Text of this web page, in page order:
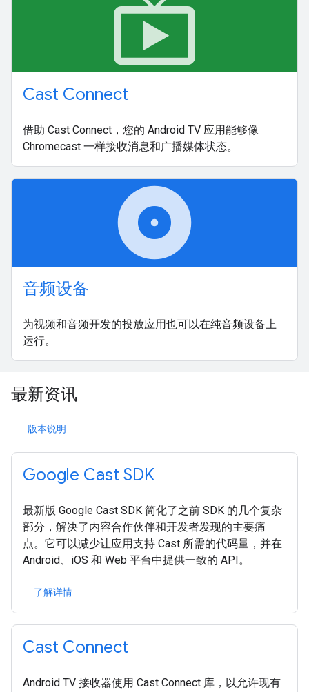
live_tv
Cast Connect
借助 Cast Connect，您的 Android TV 应用能够像
Chromecast 一样接收消息和广播媒体状态。
album
音频设备
为视频和音频开发的投放应用也可以在纯音频设备上
运行。
最新资讯
版本说明
Google Cast SDK
最新版 Google Cast SDK 简化了之前 SDK 的几个复杂
部分，解决了内容合作伙伴和开发者发现的主要痛
点。它可以减少让应用支持 Cast 所需的代码量，并在
Android、iOS 和 Web 平台中提供一致的 API。
了解详情
Cast Connect
Android TV 接收器使用 Cast Connect 库，以允许现有